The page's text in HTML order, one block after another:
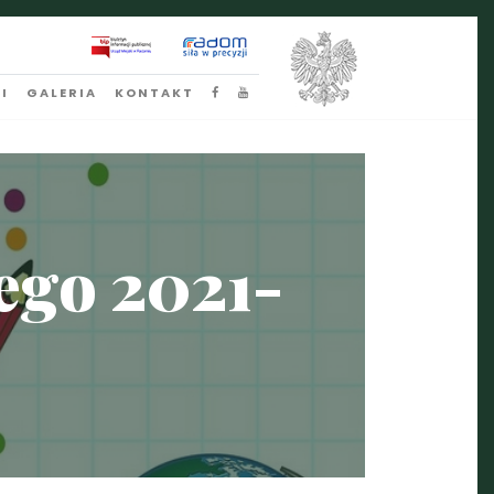
GALERIA KONTAKT
2021-